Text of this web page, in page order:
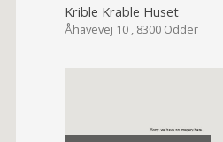
Krible Krable Huset
Åhavevej 10 , 8300 Odder